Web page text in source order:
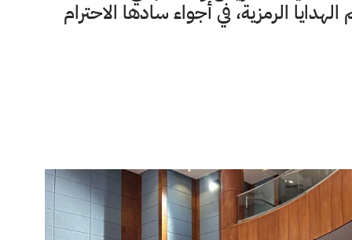
الرمزية، في أجواء سادها الاحترام